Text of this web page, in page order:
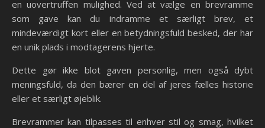
en uovertruffen mulighed. Ved at vælge en brevramme
som gave kan du indramme et særligt brev, et
mindeværdigt kort eller en betydningsfuld besked, der har
en unik plads i modtagerens hjerte.
Dette gør ikke blot gaven personlig, men også dybt
meningsfuld, da den bærer en del af jeres fælles historie
eller et særligt øjeblik.
Brevrammer kan tilpasses til enhver stil og smag, hvilket